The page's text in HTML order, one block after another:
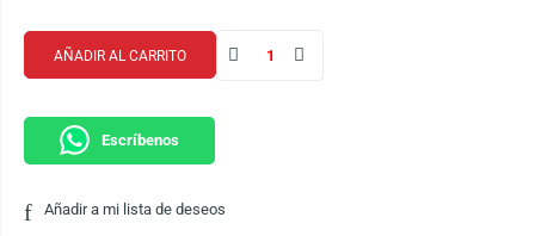
AÑADIR AL CARRITO
Escríbenos
Añadir a mi lista de deseos